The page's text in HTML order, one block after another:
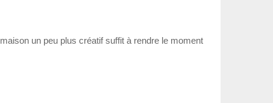
un peu plus créatif suffit à rendre le moment